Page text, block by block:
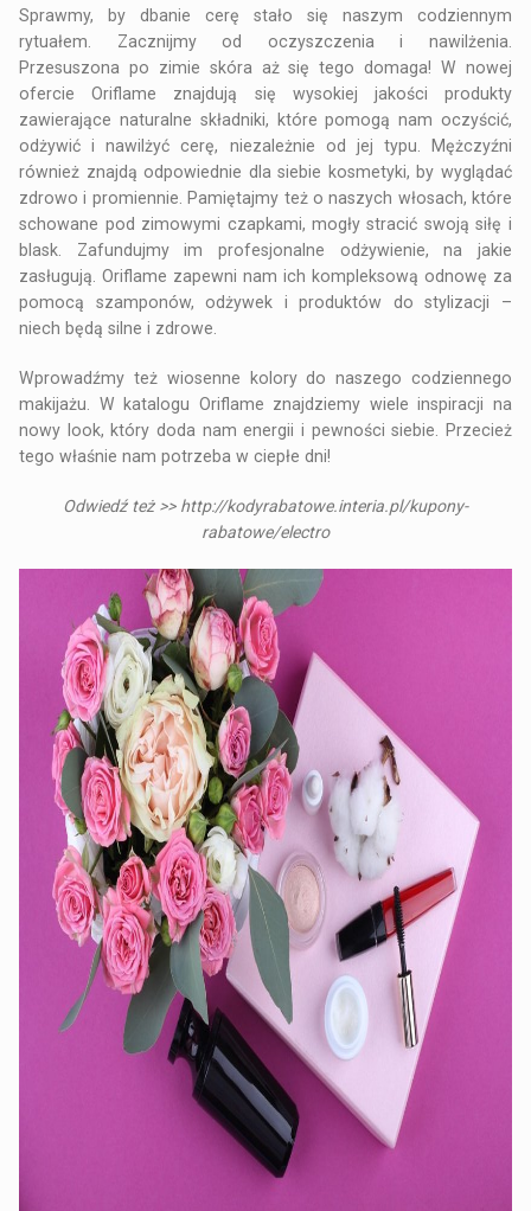
Sprawmy, by dbanie cerę stało się naszym codziennym
rytuałem. Zacznijmy od oczyszczenia i nawilżenia.
Przesuszona po zimie skóra aż się tego domaga! W nowej
ofercie Oriflame znajdują się wysokiej jakości produkty
zawierające naturalne składniki, które pomogą nam oczyścić,
odżywić i nawilżyć cerę, niezależnie od jej typu. Mężczyźni
również znajdą odpowiednie dla siebie kosmetyki, by wyglądać
zdrowo i promiennie. Pamiętajmy też o naszych włosach, które
schowane pod zimowymi czapkami, mogły stracić swoją siłę i
blask. Zafundujmy im profesjonalne odżywienie, na jakie
zasługują. Oriflame zapewni nam ich kompleksową odnowę za
pomocą szamponów, odżywek i produktów do stylizacji –
niech będą silne i zdrowe.
Wprowadźmy też wiosenne kolory do naszego codziennego
makijażu. W katalogu Oriflame znajdziemy wiele inspiracji na
nowy look, który doda nam energii i pewności siebie. Przecież
tego właśnie nam potrzeba w ciepłe dni!
Odwiedź też >>http://kodyrabatowe.interia.pl/kupony-
rabatowe/electro